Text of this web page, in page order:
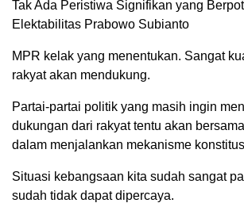
Tak Ada Peristiwa Signifikan yang
Elektabilitas Prabowo Subianto
MPR kelak yang menentukan. Sangat
rakyat akan mendukung.
Partai-partai politik yang masih ingin
dukungan dari rakyat tentu akan
dalam menjalankan mekanisme
Situasi kebangsaan kita sudah sangat
sudah tidak dapat dipercaya.